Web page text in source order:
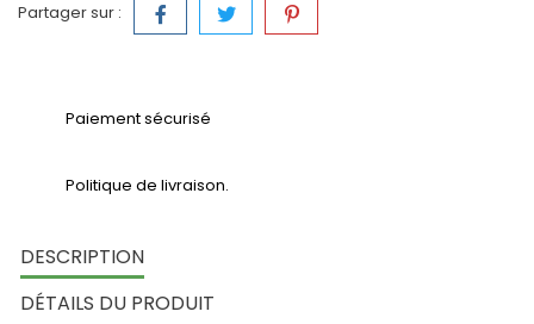
Partager sur :
Paiement sécurisé
Politique de livraison.
DESCRIPTION
DÉTAILS DU PRODUIT